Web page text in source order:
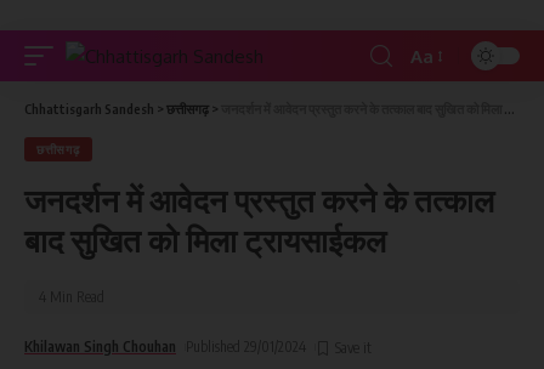
Aa
Chhattisgarh Sandesh > छत्तीसगढ़ >
छत्तीसगढ़
जनदर्शन में आवेदन प्रस्तुत करने के तत्काल
बाद सुखित को मिला ट्रायसाईकल
Khilawan Singh Chouhan